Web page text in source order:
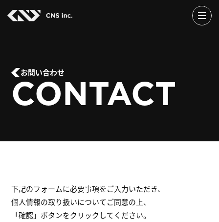
お問い合わせ
CONTACT
下記のフォームに必要事項をご入力いただき、
個人情報の取り扱いについてご同意の上、
「確認」ボタンをクリックしてください。